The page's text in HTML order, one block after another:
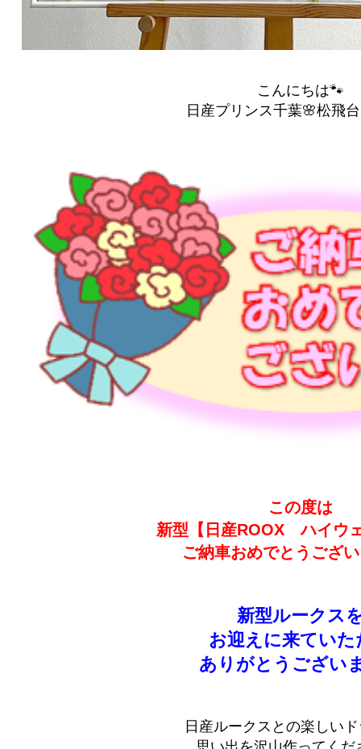
こんにちは🐾
日産プリンス千葉🌸松飛
この度は
新型【日産ROOX ハイウ
ご納車おめでとうござ
新型ルークス
お迎えに来ていた
ありがとうござい
日産ルークスとの楽しい